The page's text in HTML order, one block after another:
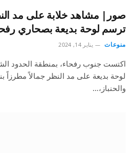
صور| مشاهد خلابة على مد
ترسم لوحة بديعة بصحاري
منوعات يناير 14, 2024
اكتست جنوب رفحاء، بمنطقة الحدود
لوحة بديعة على مد النظر جمالاً مطرزاً
والحنباز،…